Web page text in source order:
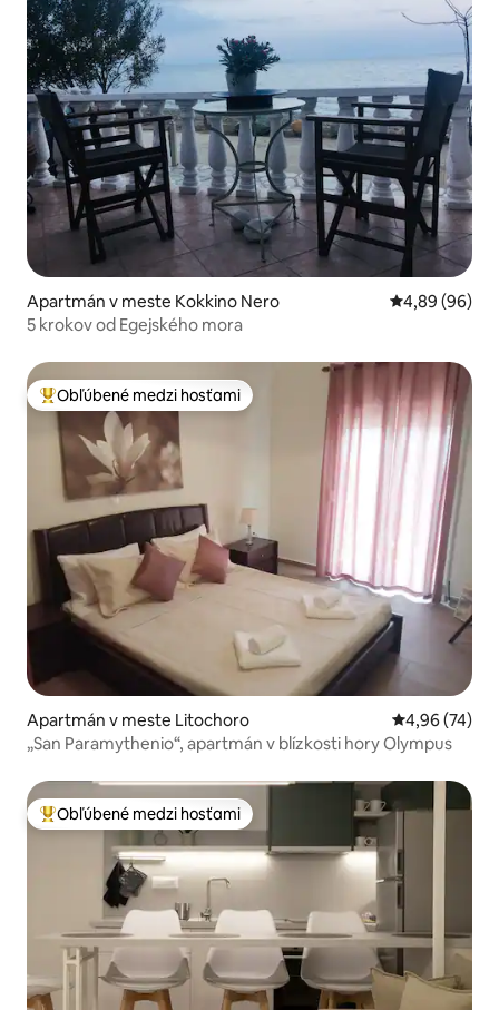
Apartmán v meste Kokkino Nero Priemerné
4,89 (96)
5 krokov od Egejského mora
Najobľúbenejšie medzi hosťami
Obľúbené medzi hosťami
Apartmán v meste Litochoro Priemerné
4,96 (74)
„San Paramythenio“, apartmán v blízkosti hory Olympus
Najobľúbenejšie medzi hosťami
Obľúbené medzi hosťami